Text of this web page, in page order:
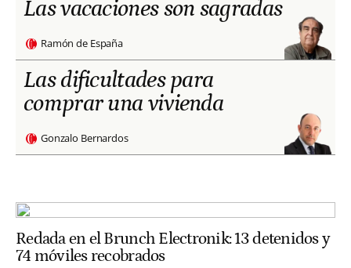
Las vacaciones son sagradas
Ramón de España
Las dificultades para
comprar una vivienda
Gonzalo Bernardos
Redada en el Brunch Electronik: 13 detenidos y
74 móviles recobrados